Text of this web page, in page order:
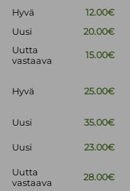
Hyvä
12.00€
Uusi 20.00€
Uutta
vastaava
15.00€
Hyvä 25.00€
Uusi
35.00€
Uusi 23.00€
Uutta
vastaava
28.00€